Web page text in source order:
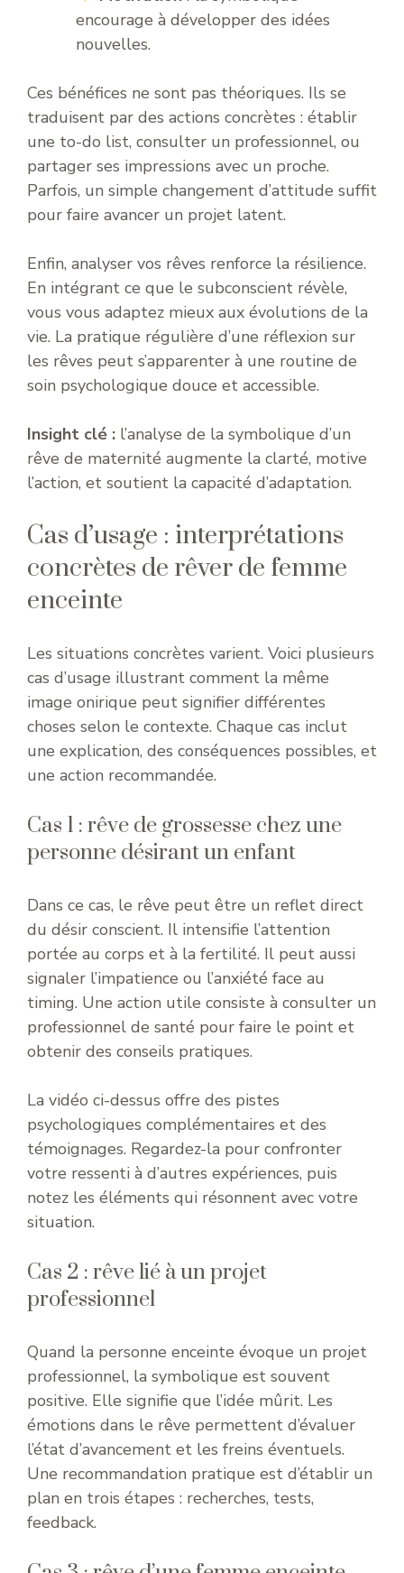
encourage à développer des idées
nouvelles.
Ces bénéfices ne sont pas théoriques. Ils se
traduisent par des actions concrètes : établir
une to-do list, consulter un professionnel, ou
partager ses impressions avec un proche.
Parfois, un simple changement d’attitude suffit
pour faire avancer un projet latent.
Enfin, analyser vos rêves renforce la résilience.
En intégrant ce que le subconscient révèle,
vous vous adaptez mieux aux évolutions de la
vie. La pratique régulière d’une réflexion sur
les rêves peut s’apparenter à une routine de
soin psychologique douce et accessible.
Insight clé : l’analyse de la symbolique d’un
rêve de maternité augmente la clarté, motive
l’action, et soutient la capacité d’adaptation.
Cas d’usage : interprétations
concrètes de rêver de femme
enceinte
Les situations concrètes varient. Voici plusieurs
cas d’usage illustrant comment la même
image onirique peut signifier différentes
choses selon le contexte. Chaque cas inclut
une explication, des conséquences possibles, et
une action recommandée.
Cas 1 : rêve de grossesse chez une
personne désirant un enfant
Dans ce cas, le rêve peut être un reflet direct
du désir conscient. Il intensifie l’attention
portée au corps et à la fertilité. Il peut aussi
signaler l’impatience ou l’anxiété face au
timing. Une action utile consiste à consulter un
professionnel de santé pour faire le point et
obtenir des conseils pratiques.
La vidéo ci-dessus offre des pistes
psychologiques complémentaires et des
témoignages. Regardez-la pour confronter
votre ressenti à d’autres expériences, puis
notez les éléments qui résonnent avec votre
situation.
Cas 2 : rêve lié à un projet
professionnel
Quand la personne enceinte évoque un projet
professionnel, la symbolique est souvent
positive. Elle signifie que l’idée mûrit. Les
émotions dans le rêve permettent d’évaluer
l’état d’avancement et les freins éventuels.
Une recommandation pratique est d’établir un
plan en trois étapes : recherches, tests,
feedback.